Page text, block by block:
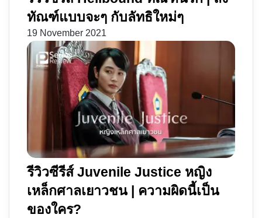
ทัณฑ์แบบจะๆ กับลัทธิใหม่ๆ
19 November 2021
รีวิวซีรีส์ Juvenile Justice หญิง
เหล็กศาลเยาวชน | ความผิดนี้เป็น
ของใคร?